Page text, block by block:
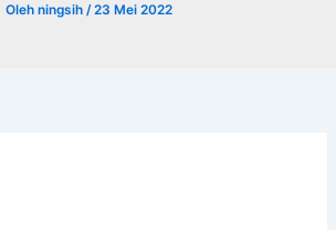
Oleh ningsih /23 Mei 2022